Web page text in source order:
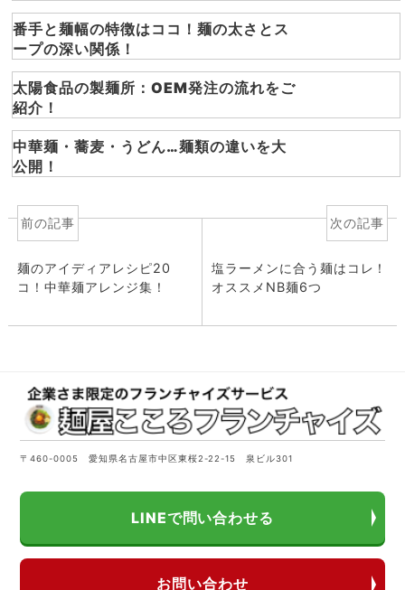
番手と麺幅の特徴はココ！麺の太さとス
ープの深い関係！
太陽食品の製麺所：OEM発注の流れをご
紹介！
中華麺・蕎麦・うどん…麺類の違いを大
公開！
前の記事
麺のアイディアレシピ20
コ！中華麺アレンジ集！
次の記事
塩ラーメンに合う麺はコレ！
オススメNB麺6つ
〒460-0005 愛知県名古屋市中区東桜2-22-15 泉ビル301
LINEで問い合わせる
お問い合わせ